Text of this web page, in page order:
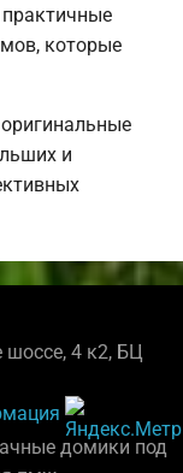
которые
и
шоссе, 4 к2, БЦ
домики под